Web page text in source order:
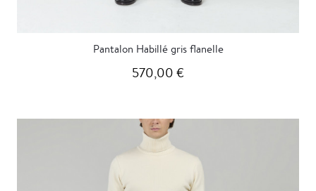
Pantalon Habillé gris flanelle
570,00 €